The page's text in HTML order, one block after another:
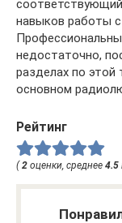
соответствующий
навыков работы с
недостаточно,
разделах по этой
основном
Рейтинг
(2 оценки, среднее 4.5